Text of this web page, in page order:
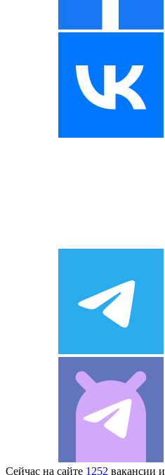
Сейчас на сайте 1252 вакансии и